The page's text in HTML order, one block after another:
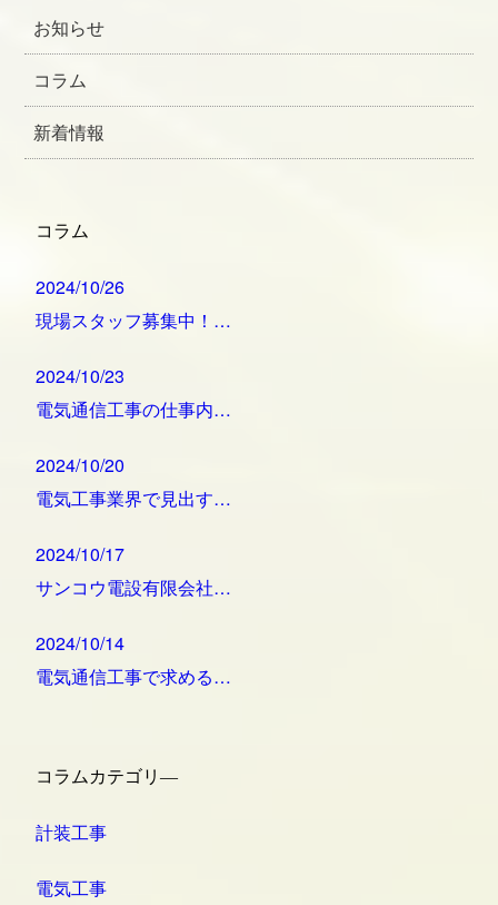
お知らせ
コラム
新着情報
コラム
2024/10/26
現場スタッフ募集中！…
2024/10/23
電気通信工事の仕事内…
2024/10/20
電気工事業界で見出す…
2024/10/17
サンコウ電設有限会社…
2024/10/14
電気通信工事で求める…
コラムカテゴリ―
計装工事
電気工事